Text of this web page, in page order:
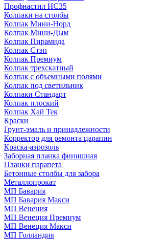
Профнастил НС35
Колпаки на столбы
Колпак Мини-Норд
Колпак Мини-Дым
Колпак Пирамида
Колпак Стэп
Колпак Премиум
Колпак трехскатный
Колпак с объемными полями
Колпак под светильник
Колпаки Стандарт
Колпак плоский
Колпак Хай Тек
Краски
Грунт-эмаль и принадлежности
Корректор для ремонта царапин
Краска-аэрозоль
Заборная планка финишная
Планки парапета
Бетонные столбы для забора
Металлопрокат
МП Бавария
МП Бавария Макси
МП Венеция
МП Венеция Премиум
МП Венеция Макси
МП Голландия